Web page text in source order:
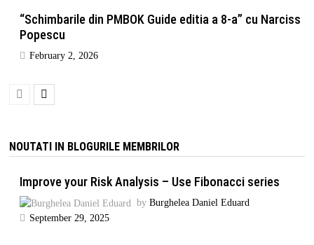
“Schimbarile din PMBOK Guide editia a 8-a” cu Narciss
Popescu
February 2, 2026
NOUTATI IN BLOGURILE MEMBRILOR
Improve your Risk Analysis – Use Fibonacci series
by Burghelea Daniel Eduard
September 29, 2025